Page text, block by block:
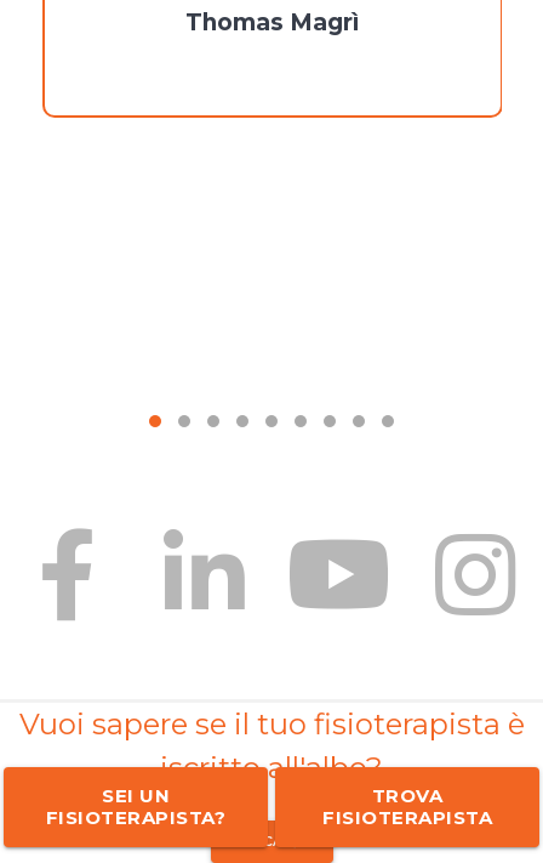
Thomas Magrì
Vuoi sapere se il tuo fisioterapista è
iscritto all'albo?
CLICCA QUI
SEI UN
FISIOTERAPISTA?
TROVA
FISIOTERAPISTA